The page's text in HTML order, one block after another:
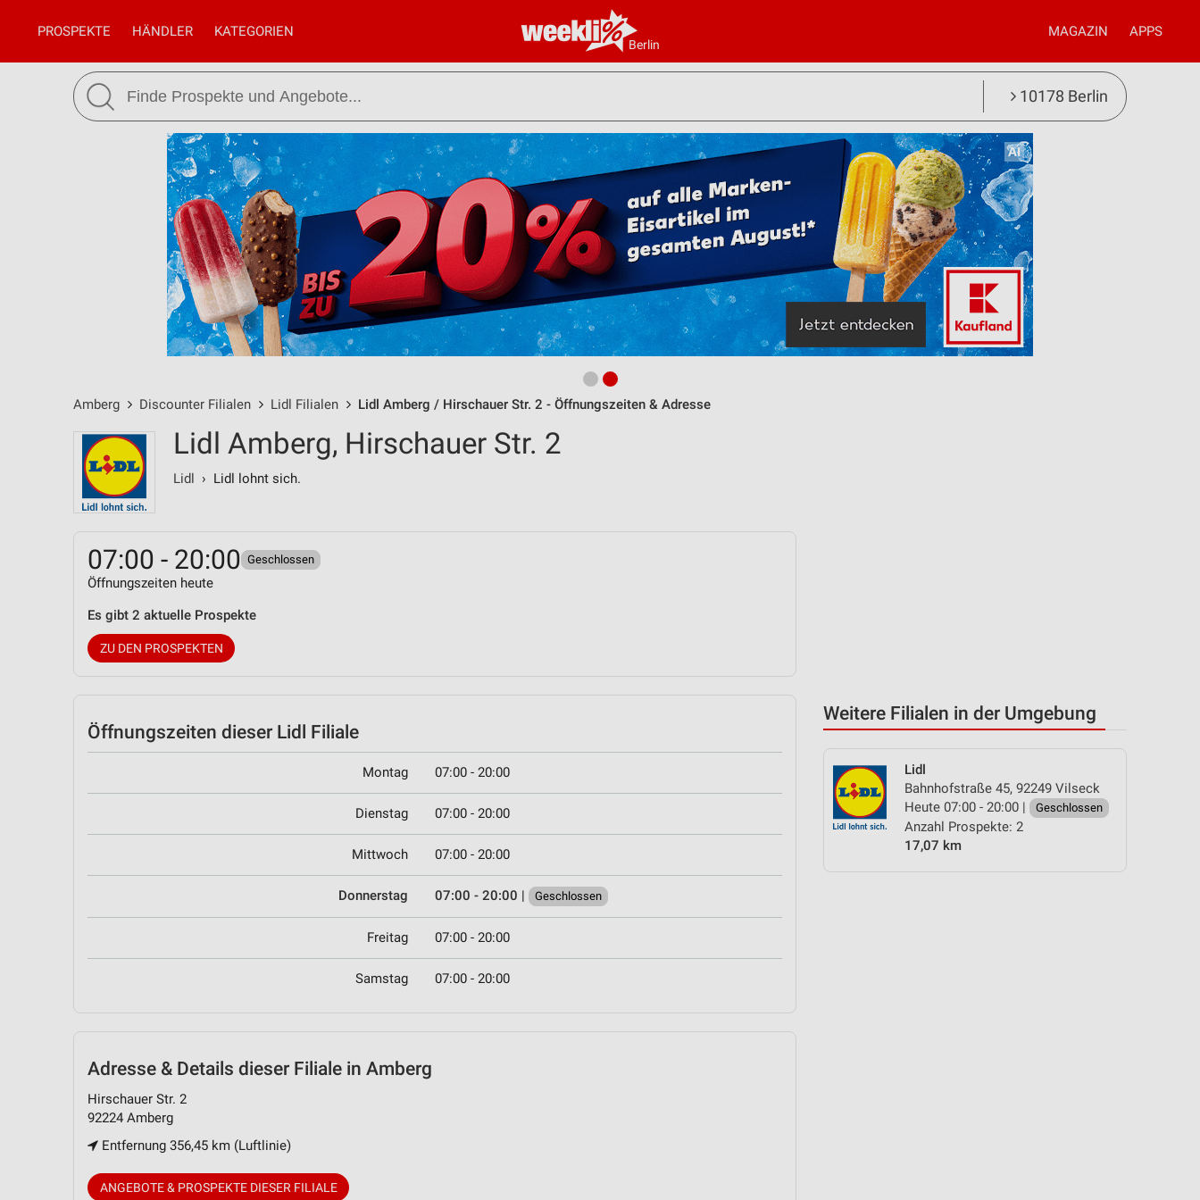
Berlin
PROSPEKTE HÄNDLER KATEGORIEN MAGAZIN APPS
10178 Berlin
Amberg Discounter Filialen Lidl Filialen Lidl Amberg / Hirschauer Str. 2 - Öffnungszeiten & Adresse
Weitere Filialen in der Umgebung
Lidl
Bahnhofstraße 45, 92249 Vilseck
Heute 07:00 - 20:00 |
Geschlossen
Anzahl Prospekte: 2
17,07 km
Lidl Amberg, Hirschauer Str. 2
Lidl › Lidl lohnt sich.
07:00 - 20:00 Geschlossen
Öffnungszeiten heute
Es gibt 2 aktuelle Prospekte
ZU DEN PROSPEKTEN
Öffnungszeiten dieser Lidl Filiale
Montag 07:00 - 20:00
Dienstag 07:00 - 20:00
Mittwoch 07:00 - 20:00
Donnerstag 07:00 - 20:00 | Geschlossen
Freitag 07:00 - 20:00
Samstag 07:00 - 20:00
Adresse & Details dieser Filiale in Amberg
Hirschauer Str. 2
92224 Amberg
Entfernung 356,45 km (Luftlinie)
ANGEBOTE & PROSPEKTE DIESER FILIALE